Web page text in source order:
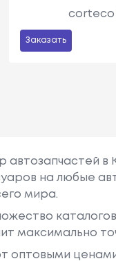
corteco
Заказать
автозапчастей
на любые
мира.
максимально
оптовыми